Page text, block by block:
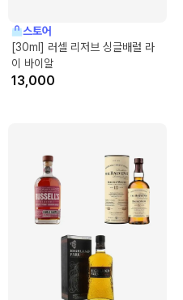
스토어
[30ml] 러셀 리저브 싱글배럴 라
이 바이알
13,000